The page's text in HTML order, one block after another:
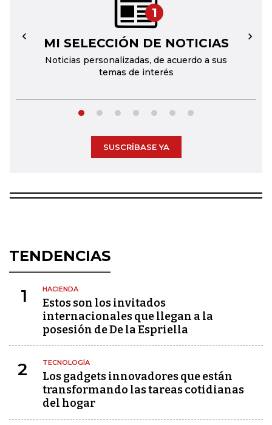
1
MI SELECCIÓN DE NOTICIAS
Noticias personalizadas, de acuerdo a sus
temas de interés
← →
SUSCRÍBASE YA
TENDENCIAS
1 HACIENDA
Estos son los invitados
internacionales que llegan a la
posesión de De la Espriella
2 TECNOLOGÍA
Los gadgets innovadores que están
transformando las tareas cotidianas
del hogar